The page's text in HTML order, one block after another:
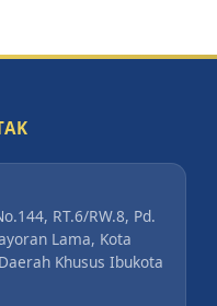
RT.6/RW.8, Pd.
Lama, Kota
Khusus Ibukota